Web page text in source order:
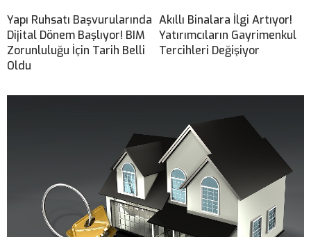
Yapı Ruhsatı Başvurularında
Dijital Dönem Başlıyor! BIM
Zorunluluğu İçin Tarih Belli
Oldu
Akıllı Binalara İlgi Artıyor!
Yatırımcıların Gayrimenkul
Tercihleri Değişiyor